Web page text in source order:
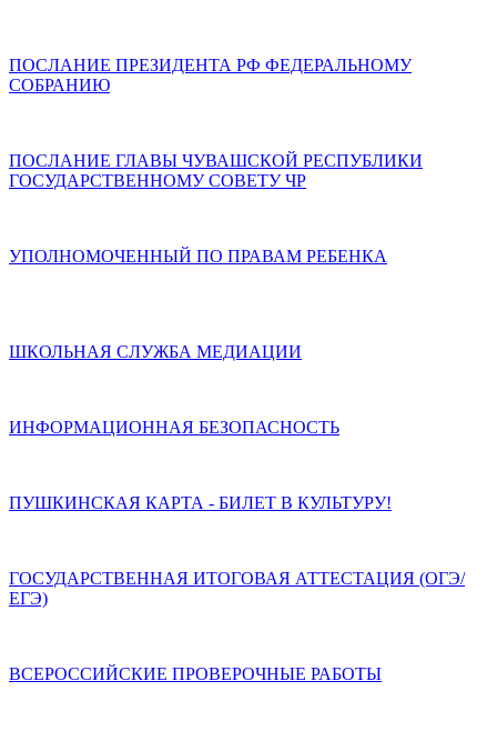
ПОСЛАНИЕ ПРЕЗИДЕНТА РФ ФЕДЕРАЛЬНОМУ
СОБРАНИЮ
ПОСЛАНИЕ ГЛАВЫ ЧУВАШСКОЙ РЕСПУБЛИКИ
ГОСУДАРСТВЕННОМУ СОВЕТУ ЧР
УПОЛНОМОЧЕННЫЙ ПО ПРАВАМ РЕБЕНКА
ШКОЛЬНАЯ СЛУЖБА МЕДИАЦИИ
ИНФОРМАЦИОННАЯ БЕЗОПАСНОСТЬ
ПУШКИНСКАЯ КАРТА - БИЛЕТ В КУЛЬТУРУ!
ГОСУДАРСТВЕННАЯ ИТОГОВАЯ АТТЕСТАЦИЯ (ОГЭ/
ЕГЭ)
ВСЕРОССИЙСКИЕ ПРОВЕРОЧНЫЕ РАБОТЫ